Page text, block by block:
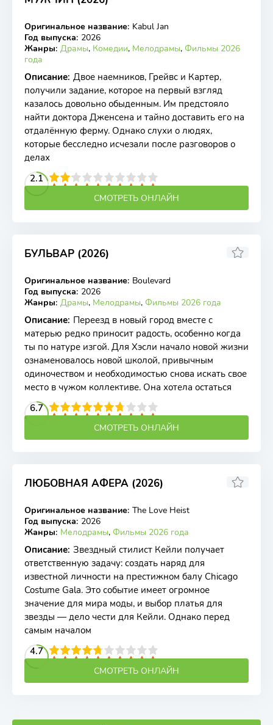
WEB-DL
Оригинальное название: Kabul Jan
Год выпуска: 2026
Жанры: Драмы, Комедии, Мелодрамы, Фильмы 2026
года
Описание: Двое наемников, Грейвс и Картер,
получили задание, которое на первый взгляд
казалось довольно обыденным. Им предстояло
найти доктора Дженсена и тайно доставить его на
отдалённую ферму. Однако слухи о людях,
которые бесследно исчезали после разговоров о
делах
2.1
4 5 6 7 8 9 10
СМОТРЕТЬ ОНЛАЙН
БУЛЬВАР (2026)
WEB-DL
Оригинальное название: Boulevard
Год выпуска: 2026
Жанры: Драмы, Мелодрамы, Фильмы 2026 года
Описание: Переезд в новый город вместе с
матерью редко приносит радость, особенно когда
ты по натуре изгой. Для Хэсли начало новой жизни
ознаменовалось новой школой, привычным
одиночеством и необходимостью снова искать свое
место в чужом коллективе. Она хотела остаться
6.7
4 5 6 7 8 9 10
СМОТРЕТЬ ОНЛАЙН
ЛЮБОВНАЯ АФЕРА (2026)
WEB-DL
Оригинальное название: The Love Heist
Год выпуска: 2026
Жанры: Мелодрамы, Фильмы 2026 года
Описание: Звездный стилист Кейли получает
ответственную задачу: создать наряд для
известной личности на престижном балу Chicago
Costume Gala. Это событие имеет огромное
значение для мира моды, и выбор платья для
звезды — дело чести для Кейли. Однако перед
самым началом
4.7
4 5 6 7 8 9 10
СМОТРЕТЬ ОНЛАЙН